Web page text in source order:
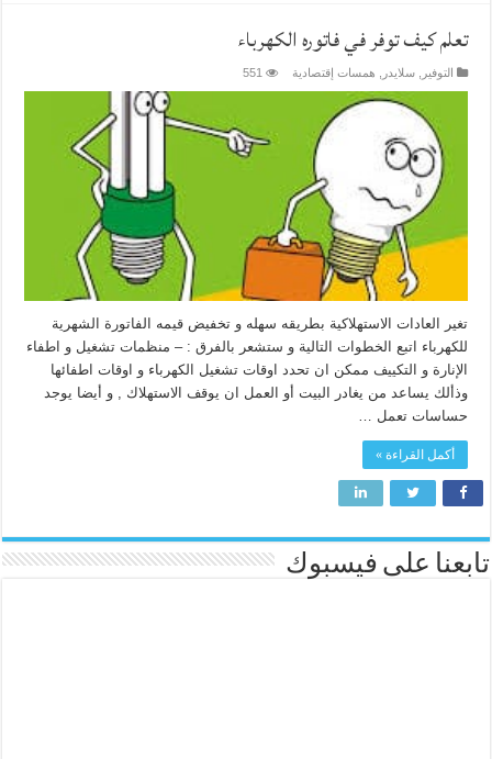
تعلم كيف توفر في فاتوره الكهرباء
التوفير سلايدر همسات إقتصادية 551
تغير العادات الاستهلاكية بطريقه سهله و تخفيض قيمه الفاتورة الشهرية
للكهرباء اتبع الخطوات التالية و ستشعر بالفرق : – منظمات تشغيل و اطفاء
الإنارة و التكييف ممكن ان تحدد اوقات تشغيل الكهرباء و اوقات اطفائها
وذألك يساعد من يغادر البيت أو العمل ان يوقف الاستهلاك , و أيضا يوجد
حساسات تعمل …
أكمل القراءة »
تابعنا على فيسبوك